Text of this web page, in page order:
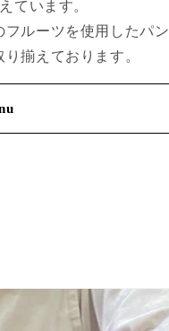
ています。
フルーツを使用したパン
揃えております。